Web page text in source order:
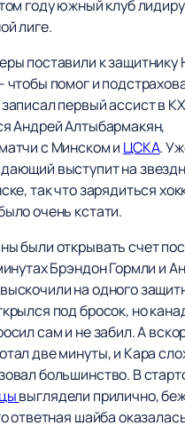
году южный клуб
лиге.
поставили к
чтобы помог и
первый ассист в
Андрей Алтыбармакян,
с Минском и ЦСКА.
выступит на
так что зарядиться
очень кстати.
были открывать счет
Брэндон Гормли и
на одного
под бросок, но
сам и не забил. А
две минуты, и Кара
большинство. В
выглядели прилично,
ответная шайба